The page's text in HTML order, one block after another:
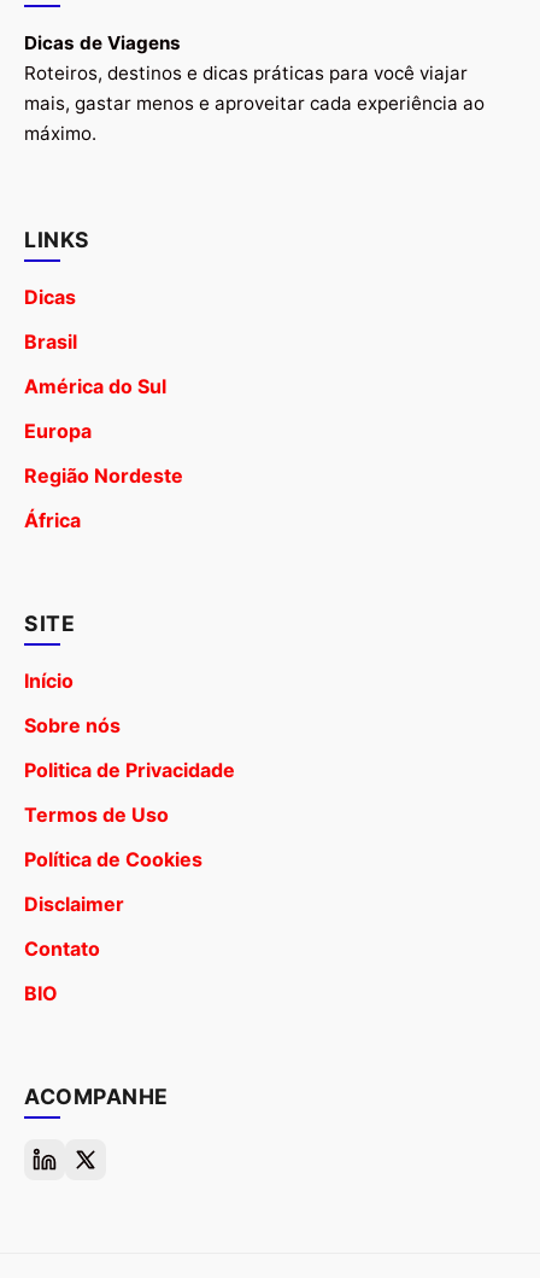
Dicas de Viagens
Roteiros, destinos e dicas práticas para você viajar
mais, gastar menos e aproveitar cada experiência ao
máximo.
LINKS
Dicas
Brasil
América do Sul
Europa
Região Nordeste
África
SITE
Início
Sobre nós
Politica de Privacidade
Termos de Uso
Política de Cookies
Disclaimer
Contato
BIO
ACOMPANHE